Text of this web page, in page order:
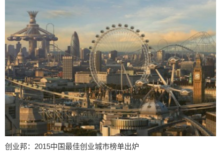
创业邦：2015中国最佳创业城市榜单出炉